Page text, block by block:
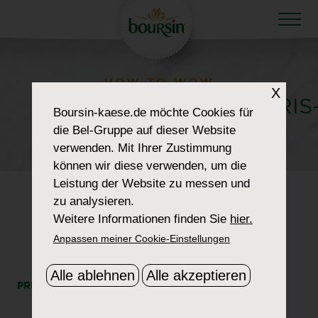
HOW TO WOW
TEETER
PRINT SHARE
X
Boursin-kaese.demöchte Cookies für
die Bel-Gruppe auf dieser Website
verwenden. Mit Ihrer Zustimmung
können wir diese verwenden, um die
Leistung der Website zu messen und
zu analysieren.
Weitere Informationen finden Sie hier.
Anpassen meiner Cookie-Einstellungen
Alle ablehnen Alle akzeptieren